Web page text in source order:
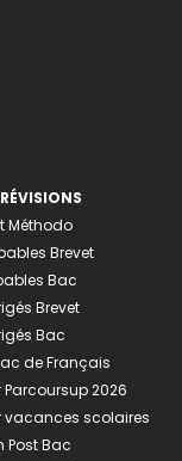
Méthodo
Brevet
Bac
Brevet
Bac
de Français
2026
vacances scolaires
Post Bac